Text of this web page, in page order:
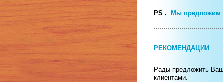
PS . Мы предложим
РЕКОМЕНДАЦИИ
Рады предложить
клиентами.